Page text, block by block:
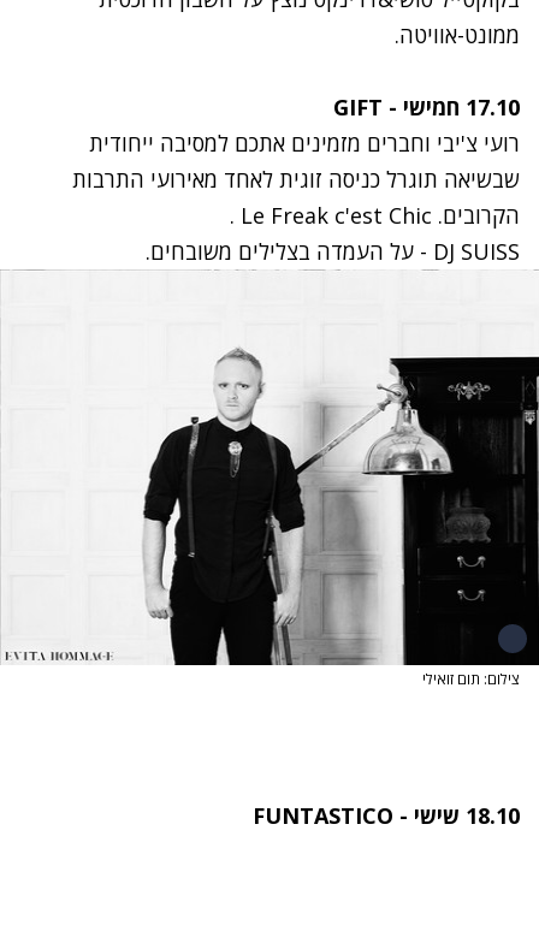
ממונט-אוויטה.
17.10 חמישי - GIFT
רועי צ'יבי וחברים מזמינים אתכם למסיבה ייחודית
שבשיאה תוגרל כניסה זוגית לאחד מאירועי התרבות
הקרובים. Le Freak c'est Chic .
DJ SUISS - על העמדה בצלילים משובחים.
צילום: תום זואילי
18.10 שישי - FUNTASTICO